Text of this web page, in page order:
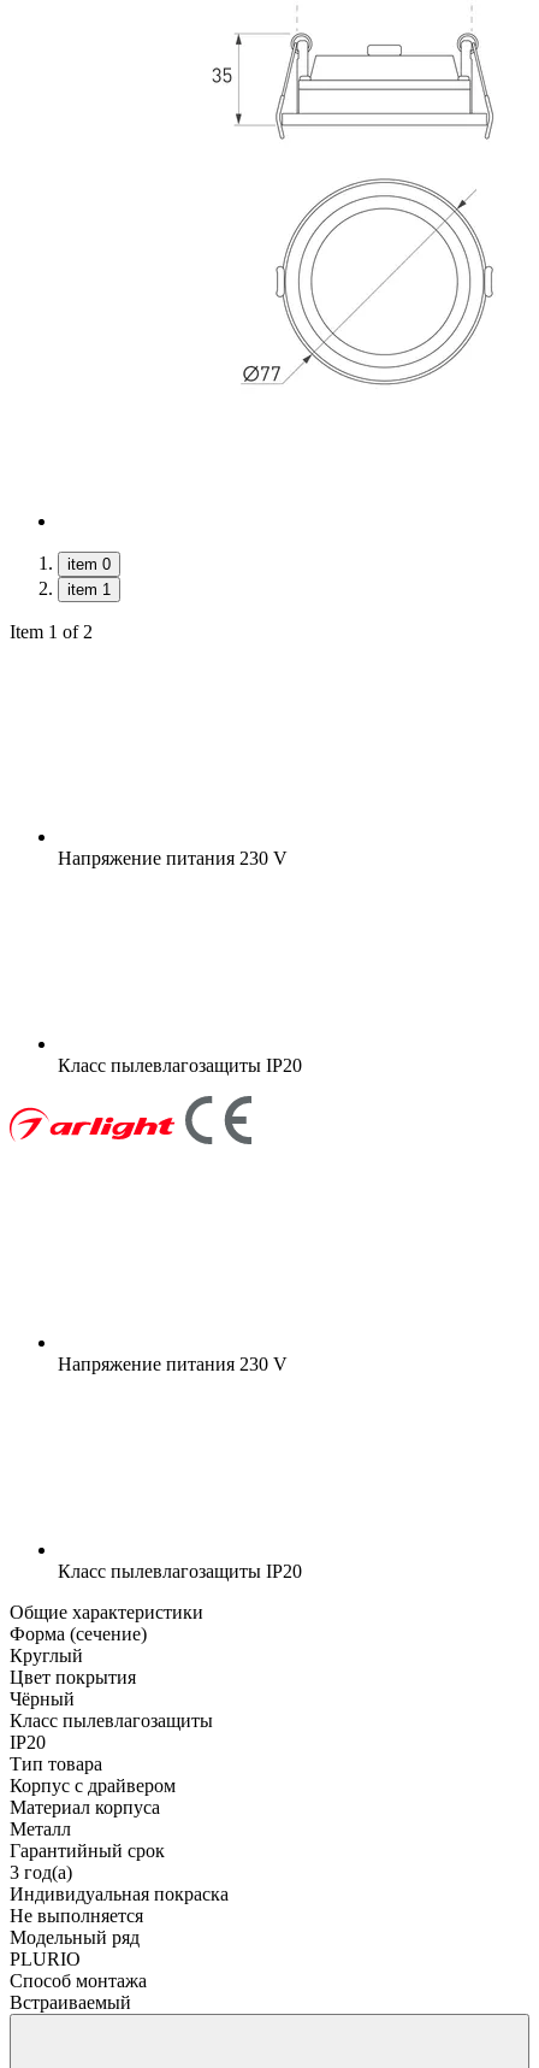
item 0
item 1
Item 1 of 2
Напряжение питания 230 V
Класс пылевлагозащиты IP20
Напряжение питания 230 V
Класс пылевлагозащиты IP20
Общие характеристики
Форма (сечение)
Круглый
Цвет покрытия
Чёрный
Класс пылевлагозащиты
IP20
Тип товара
Корпус с драйвером
Материал корпуса
Металл
Гарантийный срок
3 год(а)
Индивидуальная покраска
Не выполняется
Модельный ряд
PLURIO
Способ монтажа
Встраиваемый